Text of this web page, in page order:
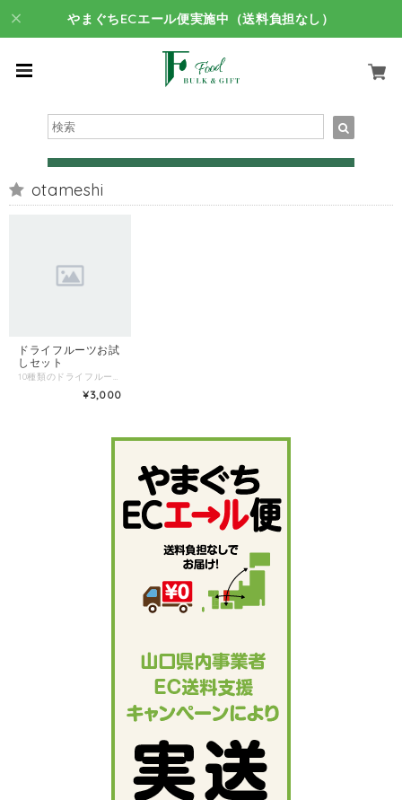
やまぐちECエール便実施中（送料負担なし）
otameshi
ドライフルーツお試
しセット
10種類のドライフルーツが楽しめるお試しセットです。 トロピカルミックス（100g）、ベリーミックス（100g）、レーズンベリーミックス（100g）。 ご自宅やお勤め先でのおやつに。また朝食時のヨーグルトに入れ、柔らかくして美味しく召し上がっていただけます。 ●トロピカルフルーツミックス パイナップル、マンゴー、バナナ、アプリコットの４種類が入っています。 ●ベリーミックス インカベリー（食用ほおずき）、ブラックマルベリー（桑の実）、ホワイトマルベリー（白桑の実）の３種類が入っています。 ●レーズンベリーミックス クランベリー、グリーンレーズン、ブラックレーズンの３種類が入っています。
¥3,000